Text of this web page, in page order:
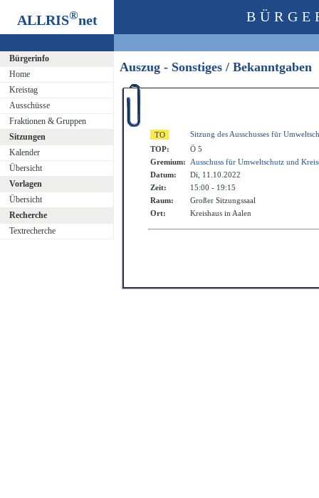
ALLRIS®net
Bürgerinfo
Home
Kreistag
Ausschüsse
Fraktionen & Gruppen
Sitzungen
Kalender
Übersicht
Vorlagen
Übersicht
Recherche
Textrecherche
Auszug - Sonstiges / Bekanntgaben
Sitzung des Ausschusses für
TOP:
Ö 5
Gremium:
Ausschuss für Umweltschutz und
Datum:
Di, 11.10.2022
Zeit:
15:00 - 19:15
Raum:
Großer Sitzungssaal
Ort:
Kreishaus in Aalen